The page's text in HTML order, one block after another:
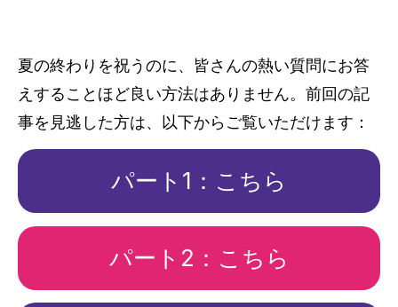
夏の終わりを祝うのに、皆さんの熱い質問にお答
えすることほど良い方法はありません。前回の記
事を見逃した方は、以下からご覧いただけます：
パート1：こちら
パート2：こちら